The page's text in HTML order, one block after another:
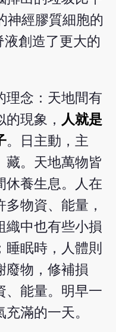
神經膠質細胞的
液創造了更大的
理念：天地間有
現象， 人就是
。日主動，主
藏。天地萬物皆
休養生息。人在
物資、能量，
織中也有些小損
眠時，人體則
廢物，修補損
、能量。明早一
滿的一天。